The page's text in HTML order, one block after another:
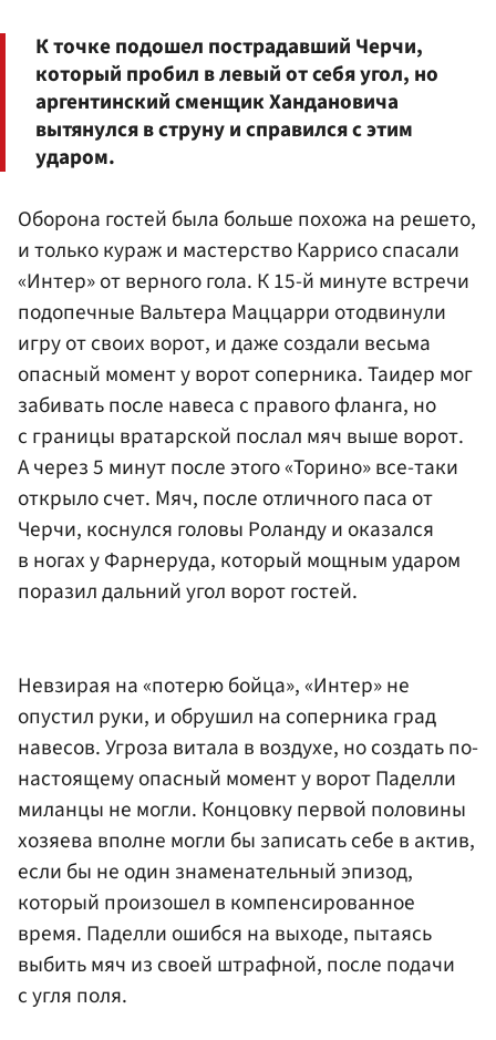
К точке подошел пострадавший Черчи,
который пробил в левый от себя угол, но
аргентинский сменщик Хандановича
вытянулся в струну и справился с этим
ударом.
Оборона гостей была больше похожа на решето,
и только кураж и мастерство Каррисо спасали
«Интер» от верного гола. К 15-й минуте встречи
подопечные Вальтера Маццарри отодвинули
игру от своих ворот, и даже создали весьма
опасный момент у ворот соперника. Таидер мог
забивать после навеса с правого фланга, но
с границы вратарской послал мяч выше ворот.
А через 5 минут после этого «Торино» все-таки
открыло счет. Мяч, после отличного паса от
Черчи, коснулся головы Роланду и оказался
в ногах у Фарнеруда, который мощным ударом
поразил дальний угол ворот гостей.
Невзирая на «потерю бойца», «Интер» не
опустил руки, и обрушил на соперника град
навесов. Угроза витала в воздухе, но создать по-
настоящему опасный момент у ворот Паделли
миланцы не могли. Концовку первой половины
хозяева вполне могли бы записать себе в актив,
если бы не один знаменательный эпизод,
который произошел в компенсированное
время. Паделли ошибся на выходе, пытаясь
выбить мяч из своей штрафной, после подачи
с угля поля.